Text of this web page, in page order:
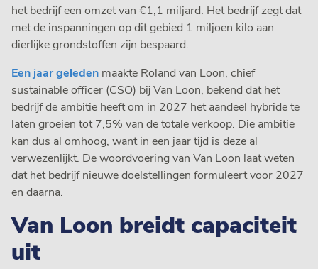
het bedrijf een omzet van €1,1 miljard. Het bedrijf zegt dat
met de inspanningen op dit gebied 1 miljoen kilo aan
dierlijke grondstoffen zijn bespaard.
Een jaar geleden maakte Roland van Loon, chief
sustainable officer (CSO) bij Van Loon, bekend dat het
bedrijf de ambitie heeft om in 2027 het aandeel hybride te
laten groeien tot 7,5% van de totale verkoop. Die ambitie
kan dus al omhoog, want in een jaar tijd is deze al
verwezenlijkt. De woordvoering van Van Loon laat weten
dat het bedrijf nieuwe doelstellingen formuleert voor 2027
en daarna.
Van Loon breidt capaciteit
uit